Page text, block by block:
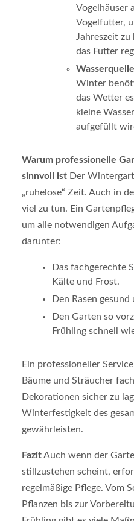
Vogelhäuser
Vogelfutter,
Jahreszeit zu
das Futter
Winter
das Wetter
kleine
aufgefüllt
Warum professionelle
sinnvoll istDer
„ruhelose“ Zeit. Auch in
viel zu tun. Ein
um alle notwendigen
darunter:
Das fachgerechte
Kälte und Frost.
Den Rasen
Den Garten so
Frühling schnell
Ein professioneller
Bäume und Sträucher
Dekorationen sicher zu
Winterfestigkeit des
gewährleisten.
FazitAuch wenn der
stillzustehen scheint,
regelmäßige Pflege. Vom
Pflanzen bis zur